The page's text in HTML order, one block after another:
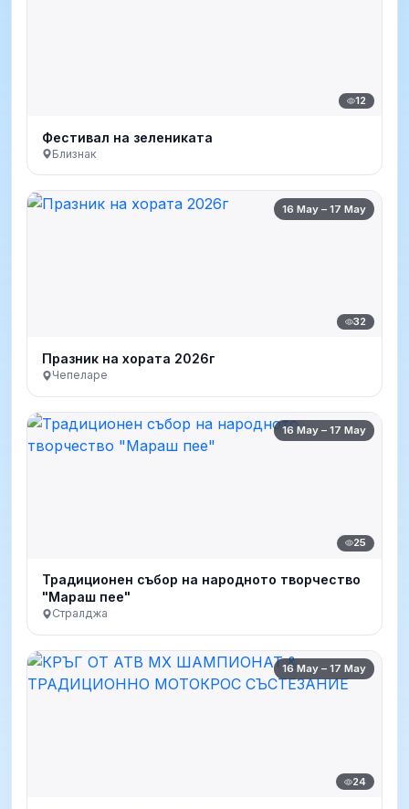
12
Фестивал на зелениката
Близнак
16 May – 17 May
32
Празник на хората 2026г
Чепеларе
16 May – 17 May
25
Традиционен събор на народното творчество
"Мараш пее"
Стралджа
16 May – 17 May
24